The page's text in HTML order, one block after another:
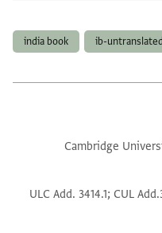
ib-
india book
Cambridge
ULC Add. 3414.1; CUL